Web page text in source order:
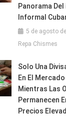
Panorama
Informal
5 de agosto
Repa Chismes
Solo Una
En El
Mientras Las
Permanecen
Precios